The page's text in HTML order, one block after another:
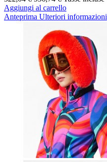
Aggiungi al carrello
Anteprima Ulteriori informazioni